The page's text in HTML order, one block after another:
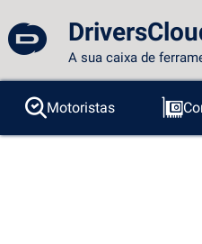
A sua caixa de
Motoristas
Sondas